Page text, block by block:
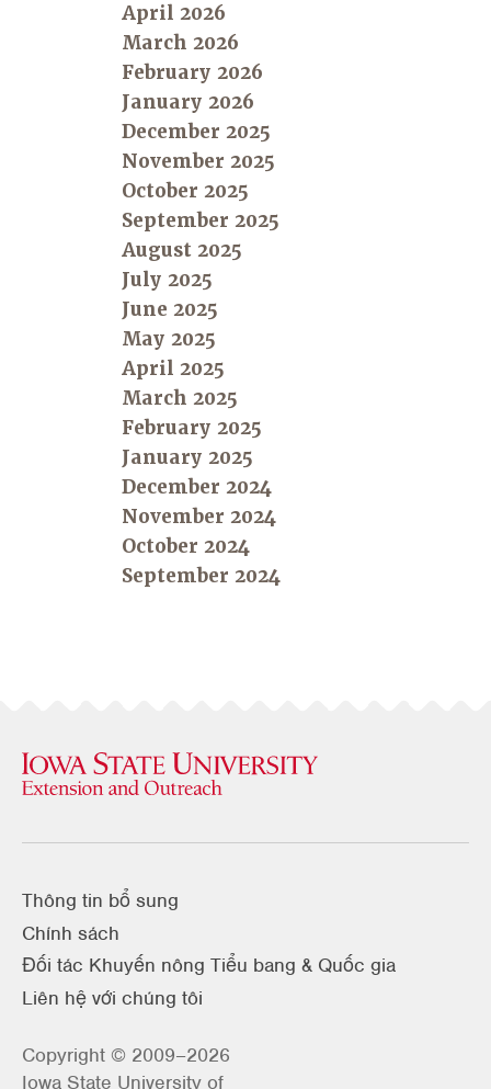
April 2026
March 2026
February 2026
January 2026
December 2025
November 2025
October 2025
September 2025
August 2025
July 2025
June 2025
May 2025
April 2025
March 2025
February 2025
January 2025
December 2024
November 2024
October 2024
September 2024
Thông tin bổ sung
Chính sách
Đối tác Khuyến nông Tiểu bang & Quốc gia
Liên hệ với chúng tôi
Copyright © 2009–2026
Iowa State University of